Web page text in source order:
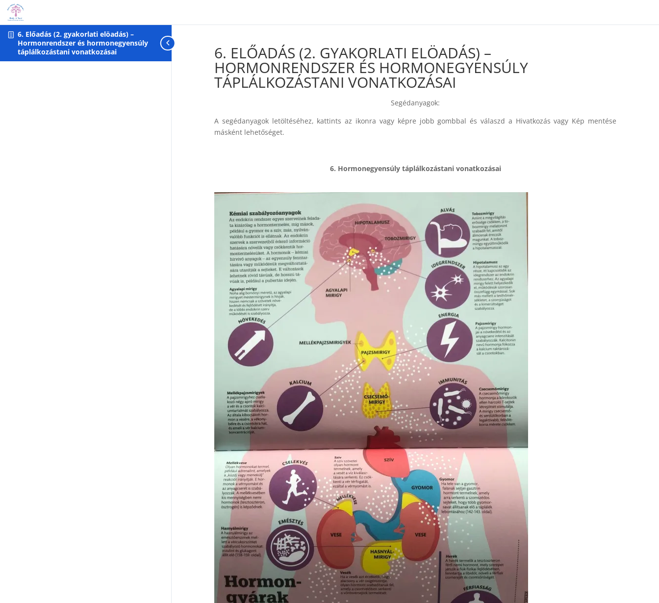
Warning: foreach() argument must be of type array|object, null given in /var/www/html/wp-content/plugins/sfwd-lms/includes/course-grid/includes/class-utilities.php on line 826
6. Előadás (2. gyakorlati elöadás) –
Hormonrendszer és hormonegyensúly
táplálkozástani vonatkozásai
6. ELŐADÁS (2. GYAKORLATI ELÖADÁS) –
HORMONRENDSZER ÉS HORMONEGYENSÚLY
TÁPLÁLKOZÁSTANI VONATKOZÁSAI
Segédanyagok:
A segédanyagok letöltéséhez, kattints az ikonra vagy képre jobb gombbal és válaszd a Hivatkozás vagy Kép mentése
másként lehetőséget.
6. Hormonegyensúly táplálkozástani vonatkozásai